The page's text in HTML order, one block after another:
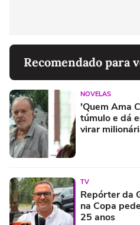
Recomendado para
NOVELAS
'Quem Ama
túmulo e dá
virar
TV
Repórter da
na Copa
25 anos